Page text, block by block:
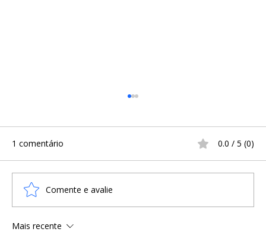
1 comentário 0.0 / 5 (0)
Comente e avalie
Mais recente